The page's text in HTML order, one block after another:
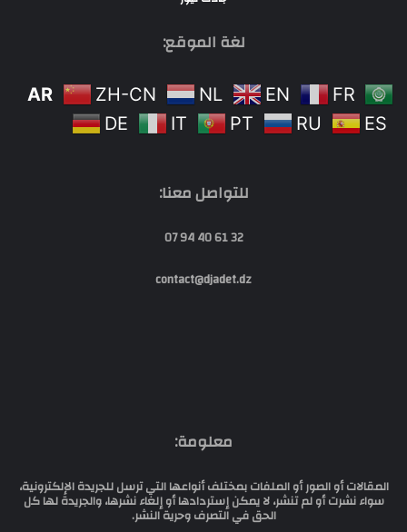
لغة الموقع:
AR ZH-CN NL EN
FR
DE
IT PT RU ES
للتواصل معنا:
32 61 40 94 07
contact@djadet.dz
معلومة:
المقالات أو الصور أو الملفات بمختلف أنواعها التي ترسل للجريدة الإلكترونية،
سواء نشرت أو لم تنشر، لا يمكن إستردادها أو إلغاء نشرها، والجريدة لها كل
الحق في التصرف وحرية النشر.